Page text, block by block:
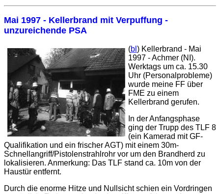
Mai 1997 - Kellerbrand mit Verpuffung -
unzureichende PSA
(bl ) Kellerbrand - Mai
1997 - Achmer (NI).
Werktags um ca. 15.30
Uhr (Personalprobleme)
wurde meine FF über
FME zu einem
Kellerbrand gerufen.
In der Anfangsphase
ging der Trupp des TLF 8
(ein Kamerad mit GF-
Qualifikation und ein frischer AGT) mit einem 30m-
Schnellangriff/Pistolenstrahlrohr vor um den Brandherd zu
lokalisieren. Anmerkung: Das TLF stand ca. 10m von der
Haustür entfernt.
Durch die enorme Hitze und Nullsicht schien ein Vordringen